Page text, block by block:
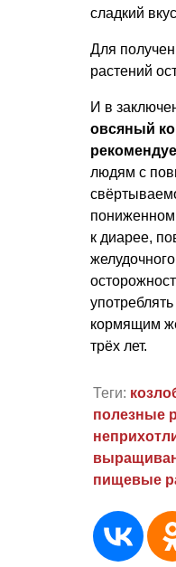
сладкий
Для
растений
И в
овсяный
людям с
пониженном
к диарее,
кормящим
трёх лет.
Теги:
полезные
пищевые